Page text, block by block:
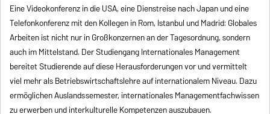
Eine Videokonferenz in die USA, eine Dienstreise nach Japan und eine
Telefonkonferenz mit den Kollegen in Rom, Istanbul und Madrid: Globales
Arbeiten ist nicht nur in Großkonzernen an der Tagesordnung, sondern
auch im Mittelstand. Der Studiengang Internationales Management
bereitet Studierende auf diese Herausforderungen vor und vermittelt
viel mehr als Betriebswirtschaftslehre auf internationalem Niveau. Dazu
ermöglichen Auslandssemester, internationales Managementfachwissen
zu erwerben und interkulturelle Kompetenzen auszubauen.